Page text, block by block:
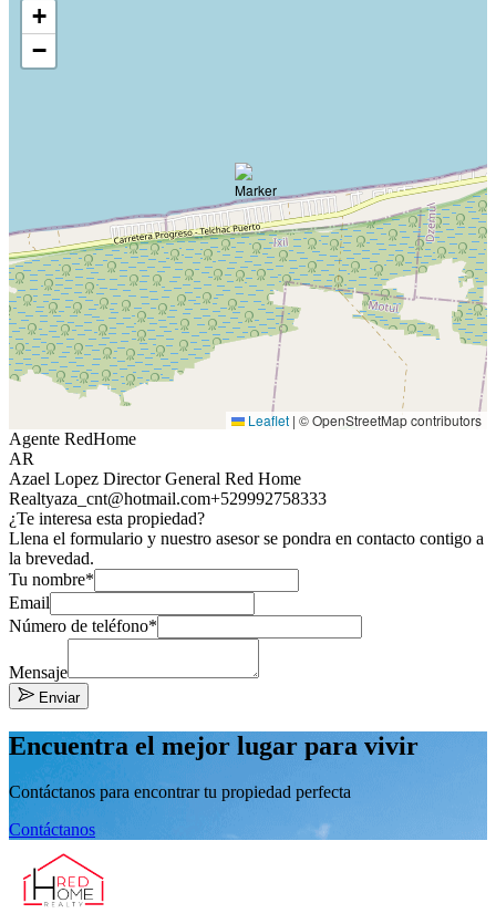
+
−
Leaflet | © OpenStreetMap contributors
Agente RedHome
AR
Azael Lopez Director General Red Home
Realtyaza_cnt@hotmail.com+529992758333
¿Te interesa esta propiedad?
Llena el formulario y nuestro asesor se pondra en contacto contigo a
la brevedad.
Tu nombre*
Email
Número de teléfono*
Mensaje
Enviar
Encuentra el mejor lugar para vivir
Contáctanos para encontrar tu propiedad perfecta
Contáctanos